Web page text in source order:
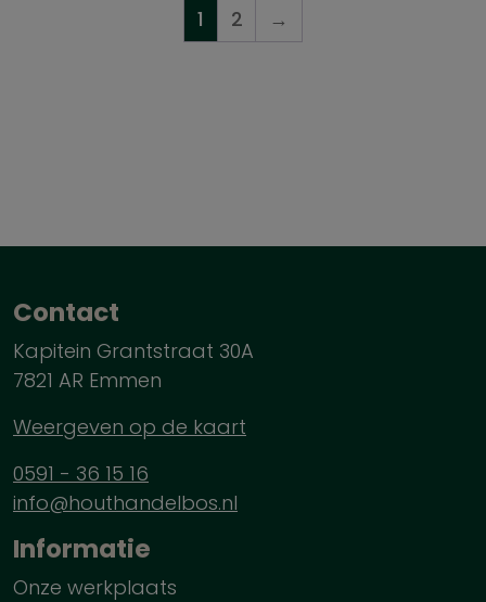
1 2 →
Contact
Kapitein Grantstraat 30A
7821 AR Emmen
Weergeven op de kaart
0591 - 36 15 16
info@houthandelbos.nl
Informatie
Onze werkplaats